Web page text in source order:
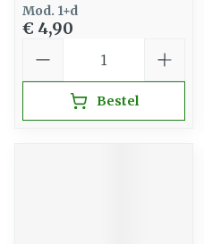
Mod. 1+d
€ 4,90
Bestel